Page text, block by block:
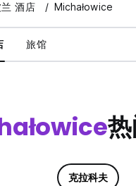
酒店 Michałowice
旅馆
克拉科夫